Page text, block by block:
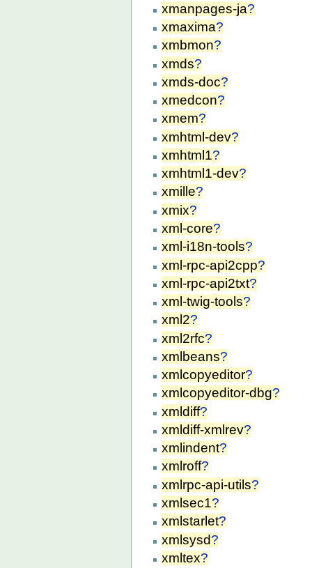
xmanpages-ja?
xmaxima?
xmbmon?
xmds?
xmds-doc?
xmedcon?
xmem?
xmhtml-dev?
xmhtml1?
xmhtml1-dev?
xmille?
xmix?
xml-core?
xml-i18n-tools?
xml-rpc-api2cpp?
xml-rpc-api2txt?
xml-twig-tools?
xml2?
xml2rfc?
xmlbeans?
xmlcopyeditor?
xmlcopyeditor-dbg?
xmldiff?
xmldiff-xmlrev?
xmlindent?
xmlroff?
xmlrpc-api-utils?
xmlsec1?
xmlstarlet?
xmlsysd?
xmltex?